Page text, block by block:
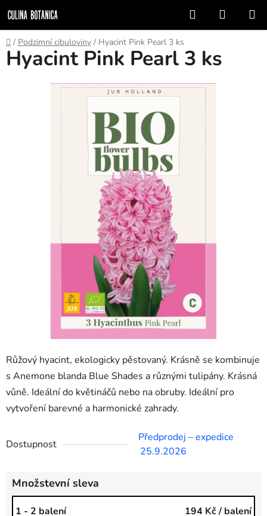
na
obsah
Hledat
KOŠÍK
Domů
/ Podzimní cibuloviny / Hyacint Pink Pearl 3 ks
Růžový hyacint, ekologicky pěstovaný. Krásně se kombinuje
s Anemone blanda Blue Shades a různými tulipány. Krásná
vůně. Ideální do květináčů nebo na obruby. Ideální pro
vytvoření barevné a harmonické zahrady.
Dostupnost
Předprodej – expedice
25.9.2026
Množstevní sleva
1 - 2 balení 194 Kč/ balení
Hyacint Pink Pearl 3 ks